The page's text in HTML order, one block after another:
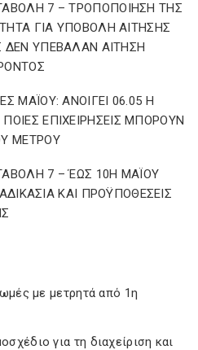
με μετρητά από 1η
για τη διαχείριση και
7 – ΤΡΟΠΟΠΟΙΗΣΗ ΤΗΣ
ΓΙΑ ΥΠΟΒΟΛΗ ΑΙΤΗΣΗΣ
ΥΠΕΒΑΛΑΝ ΑΙΤΗΣΗ
ΜΑΪΟΥ: ΑΝΟΙΓΕΙ 06.05 Η
ΕΠΙΧΕΙΡΗΣΕΙΣ ΜΠΟΡΟΥΝ
ΜΕΤΡΟΥ
7 – ΈΩΣ 10Η ΜΑΪΟΥ
ΚΑΙ ΠΡΟΫΠΟΘΕΣΕΙΣ